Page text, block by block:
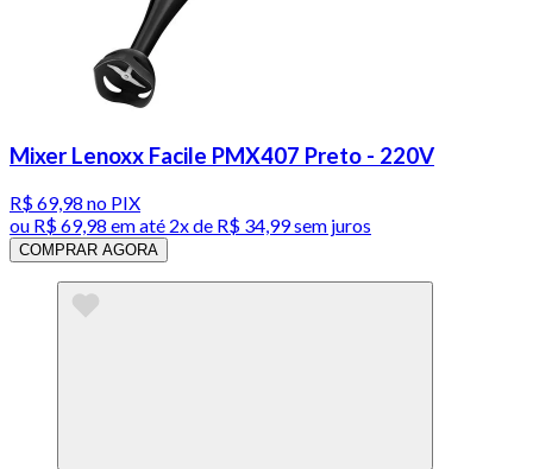
Mixer Lenoxx Facile PMX407 Preto - 220V
R$ 69,98 no PIX
ou R$ 69,98 em até 2x de R$ 34,99 sem juros
COMPRAR AGORA